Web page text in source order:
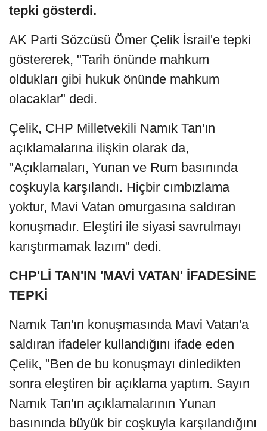
tepki gösterdi.
AK Parti Sözcüsü Ömer Çelik İsrail'e tepki
göstererek, "Tarih önünde mahkum
oldukları gibi hukuk önünde mahkum
olacaklar" dedi.
Çelik, CHP Milletvekili Namık Tan'ın
açıklamalarına ilişkin olarak da,
"Açıklamaları, Yunan ve Rum basınında
coşkuyla karşılandı. Hiçbir cımbızlama
yoktur, Mavi Vatan omurgasına saldıran
konuşmadır. Eleştiri ile siyasi savrulmayı
karıştırmamak lazım" dedi.
CHP'Lİ TAN'IN 'MAVİ VATAN' İFADESİNE
TEPKİ
Namık Tan'ın konuşmasında Mavi Vatan'a
saldıran ifadeler kullandığını ifade eden
Çelik, "Ben de bu konuşmayı dinledikten
sonra eleştiren bir açıklama yaptım. Sayın
Namık Tan'ın açıklamalarının Yunan
basınında büyük bir coşkuyla karşılandığını